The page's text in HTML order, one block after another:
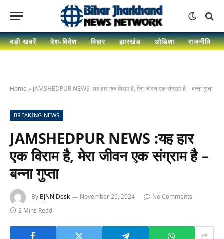
बड़ी खबरें देश-विदेश बिहार झारखंड ओडिशा राजनीति
Home » JAMSHEDPUR NEWS :यह हार एक विराम है, मेरा जीवन एक संग्राम है – बन्ना गुप्ता
BREAKING NEWS
JAMSHEDPUR NEWS :यह हार
एक विराम है, मेरा जीवन एक संग्राम है –
बन्ना गुप्ता
By BJNN Desk November 25, 2024
No Comments
2 Mins Read